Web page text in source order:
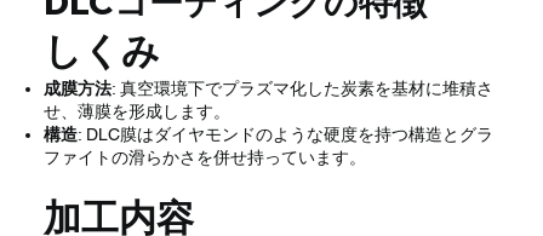
しくみ
成膜方法: 真空環境下でプラズマ化した炭素を基材に堆積さ
せ、薄膜を形成します。
構造: DLC膜はダイヤモンドのような硬度を持つ構造とグラ
ファイトの滑らかさを併せ持っています。
加工内容